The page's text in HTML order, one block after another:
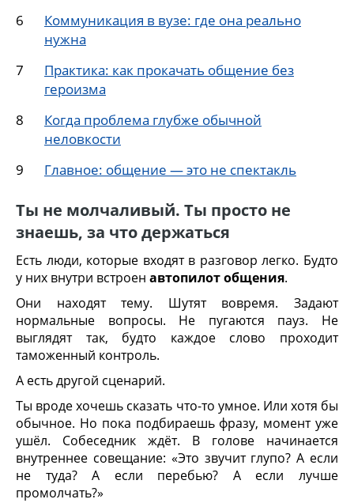
Коммуникация в вузе: где она реально
нужна
Практика: как прокачать общение без
героизма
Когда проблема глубже обычной
неловкости
Главное: общение — это не спектакль
Ты не молчаливый. Ты просто не
знаешь, за что держаться
Есть люди, которые входят в разговор легко. Будто
у них внутри встроен автопилот общения.
Они находят тему. Шутят вовремя. Задают
нормальные вопросы. Не пугаются пауз. Не
выглядят так, будто каждое слово проходит
таможенный контроль.
А есть другой сценарий.
Ты вроде хочешь сказать что-то умное. Или хотя бы
обычное. Но пока подбираешь фразу, момент уже
ушёл. Собеседник ждёт. В голове начинается
внутреннее совещание: «Это звучит глупо? А если
не туда? А если перебью? А если лучше
промолчать?»